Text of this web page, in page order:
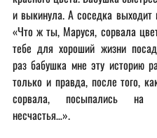
и выкинула. А соседка выходит
«Что ж ты, Маруся, сорвала
тебе для хороший жизни
раз бабушка мне эту историю
только и правда, после того,
сорвала, посыпались
несчастья…».